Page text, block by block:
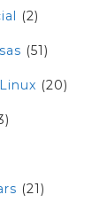
(2)
(51)
(20)
(21)